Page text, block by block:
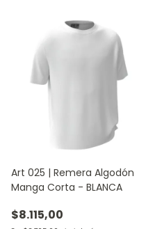
Art 025 | Remera Algodón
Manga Corta - BLANCA
$8.115,00